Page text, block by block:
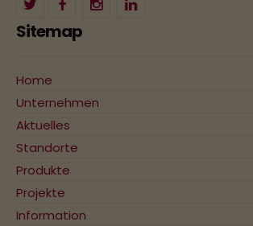
Sitemap
Home
Unternehmen
Aktuelles
Standorte
Produkte
Projekte
Information